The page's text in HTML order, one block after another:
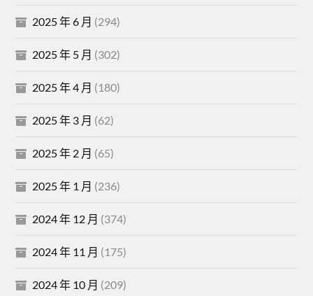
2025 年 6 月 (294)
2025 年 5 月 (302)
2025 年 4 月 (180)
2025 年 3 月 (62)
2025 年 2 月 (65)
2025 年 1 月 (236)
2024 年 12 月 (374)
2024 年 11 月 (175)
2024 年 10 月 (209)